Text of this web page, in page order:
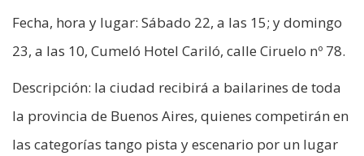
Fecha, hora y lugar: Sábado 22, a las 15; y domingo
23, a las 10, Cumeló Hotel Cariló, calle Ciruelo nº 78.
Descripción: la ciudad recibirá a bailarines de toda
la provincia de Buenos Aires, quienes competirán en
las categorías tango pista y escenario por un lugar